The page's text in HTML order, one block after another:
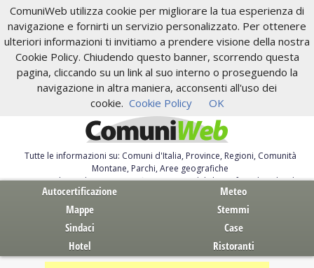
ComuniWeb utilizza cookie per migliorare la tua esperienza di
navigazione e fornirti un servizio personalizzato. Per ottenere
ulteriori informazioni ti invitiamo a prendere visione della nostra
Cookie Policy. Chiudendo questo banner, scorrendo questa
pagina, cliccando su un link al suo interno o proseguendo la
navigazione in altra maniera, acconsenti all'uso dei
cookie. Cookie Policy OK
Tutte le informazioni su: Comuni d'Italia, Province, Regioni, Comunità
Montane, Parchi, Aree geografiche
Servizi al Cittadino. Autocertificazione, moduli, leggi, free download
Autocertificazione
Meteo
Mappe
Stemmi
Sindaci
Case
Hotel
Ristoranti